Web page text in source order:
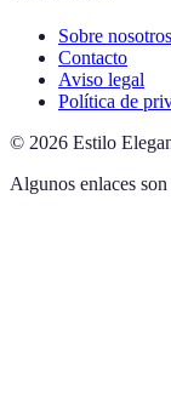
Sobre nosotros
Contacto
Aviso legal
Política de
© 2026 Estilo
Algunos enlaces